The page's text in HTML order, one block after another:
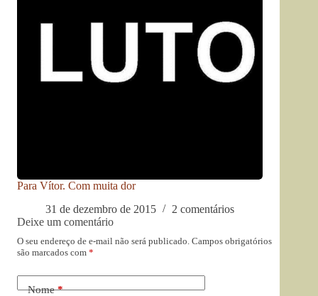
Para Vítor. Com muita dor
31 de dezembro de 2015
2 comentários
Deixe um comentário
O seu endereço de e-mail não será publicado. Campos obrigatórios
são marcados com *
Nome*